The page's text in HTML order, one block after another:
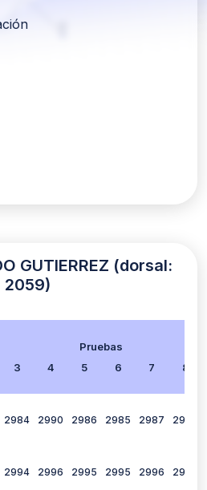
GUTIERREZ (dorsal:
2059)
Pruebas
3 4 5 6 7 8
2984 2990 2986 2985 2987 2979
2994 2996 2995 2995 2996 2995